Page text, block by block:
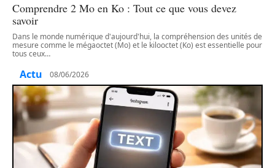
Comprendre 2 Mo en Ko : Tout ce que vous devez
savoir
Dans le monde numérique d'aujourd'hui, la compréhension des unités de
mesure comme le mégaoctet (Mo) et le kilooctet (Ko) est essentielle pour
tous ceux…
Actu 08/06/2026